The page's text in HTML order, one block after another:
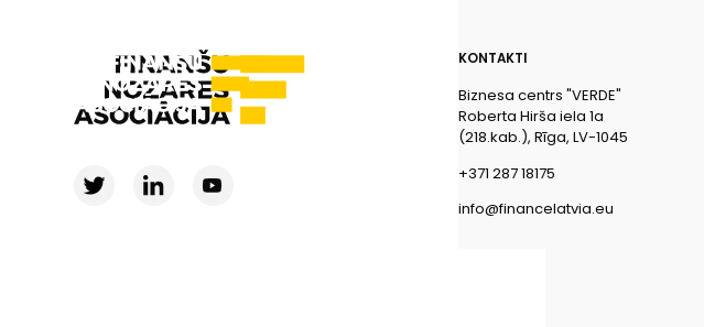
KONTAKTI
Biznesa centrs "VERDE"
Roberta Hirša iela 1a
(218.kab.), Rīga, LV-1045
+371 287 18175
info@financelatvia.eu